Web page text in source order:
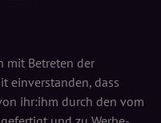
mit Betreten der
einverstanden, dass
ihr:ihm durch den vom